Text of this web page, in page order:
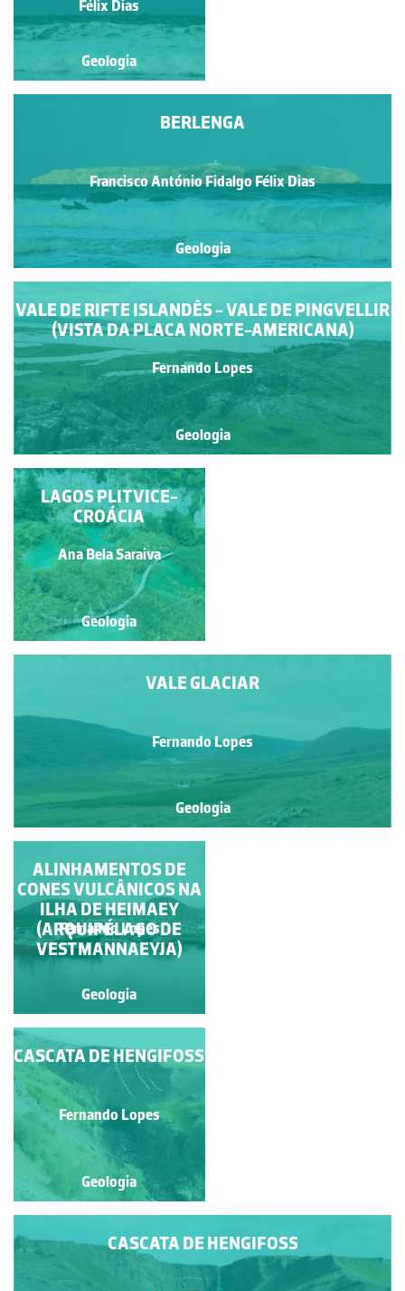
Geologia
BERLENGA
Francisco António Fidalgo Félix Dias
Geologia
Félix Dias
Geologia
VALE DE RIFTE ISLANDÊS - VALE DE PINGVELLIR
(VISTA DA PLACA NORTE-AMERICANA)
Fernando Lopes
Geologia
RITFE (ESTRUTURAS
ASSOCIADAS)
Fernando Lopes
Geologia
VALE GLACIAR
Fernando Lopes
Geologia
LAGOS PLITVICE-
CROÁCIA
Ana Bela Saraiva
Geologia
HOMENAGEM A
CARLOS FREIRE DE
ANDRADE
Francisco António Fidalgo
Félix Dias
Geologia
ALINHAMENTOS DE
CONES VULCÂNICOS NA
ILHA DE HEIMAEY
(ARQUIPÉLAGO DE
VESTMANNAEYJA)
Fernando Lopes
Geologia
A GARGANTA DO
ALMANNAGJÁ
Fernando Lopes
Geologia
CASCATA DE HENGIFOSS
CASCATA DE HENGIFOSS
Fernando Lopes
Geologia